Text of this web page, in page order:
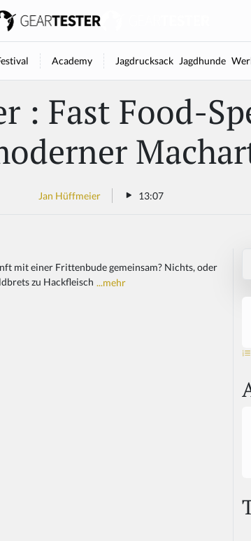
Academy Jagdrucksack Jagdhunde
: Fast Food-
Jan Hüffmeier 13:07
mit einer Frittenbude gemeinsam? Nichts, oder
zu Hackfleisch ...mehr